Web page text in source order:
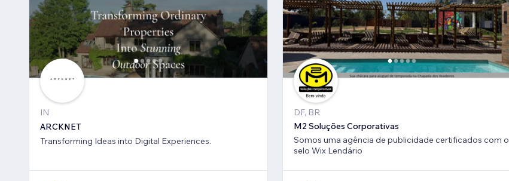
IN
ARCKNET
Transforming Ideas into Digital Experiences.
DF, BR
M2 Soluções Corporativas
Somos uma agência de publicidade certificados com o
selo Wix Lendário